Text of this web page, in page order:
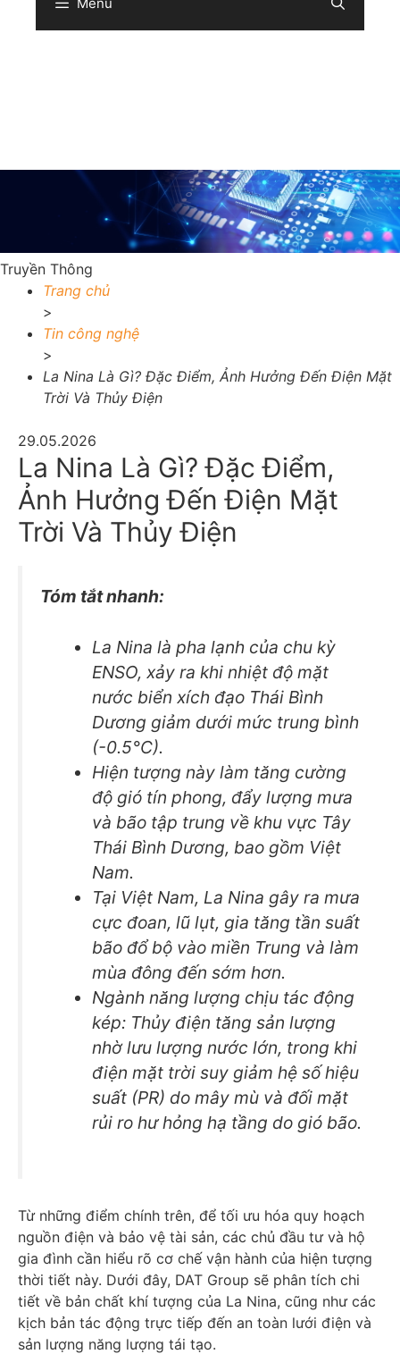
Truyền Thông
Trang chủ
>
Tin công nghệ
>
La Nina Là Gì? Đặc Điểm, Ảnh Hưởng Đến Điện Mặt
Trời Và Thủy Điện
29.05.2026
La Nina Là Gì? Đặc Điểm,
Ảnh Hưởng Đến Điện Mặt
Trời Và Thủy Điện
Tóm tắt nhanh:
La Nina là pha lạnh của chu kỳ
ENSO, xảy ra khi nhiệt độ mặt
nước biển xích đạo Thái Bình
Dương giảm dưới mức trung bình
(-0.5°C).
Hiện tượng này làm tăng cường
độ gió tín phong, đẩy lượng mưa
và bão tập trung về khu vực Tây
Thái Bình Dương, bao gồm Việt
Nam.
Tại Việt Nam, La Nina gây ra mưa
cực đoan, lũ lụt, gia tăng tần suất
bão đổ bộ vào miền Trung và làm
mùa đông đến sớm hơn.
Ngành năng lượng chịu tác động
kép: Thủy điện tăng sản lượng
nhờ lưu lượng nước lớn, trong khi
điện mặt trời suy giảm hệ số hiệu
suất (PR) do mây mù và đối mặt
rủi ro hư hỏng hạ tầng do gió bão.
Từ những điểm chính trên, để tối ưu hóa quy hoạch
nguồn điện và bảo vệ tài sản, các chủ đầu tư và hộ
gia đình cần hiểu rõ cơ chế vận hành của hiện tượng
thời tiết này. Dưới đây, DAT Group sẽ phân tích chi
tiết về bản chất khí tượng của La Nina, cũng như các
kịch bản tác động trực tiếp đến an toàn lưới điện và
sản lượng năng lượng tái tạo.